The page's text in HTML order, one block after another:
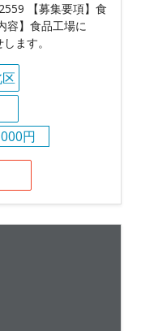
【募集要項】食
容】食品工場に
ます。
円